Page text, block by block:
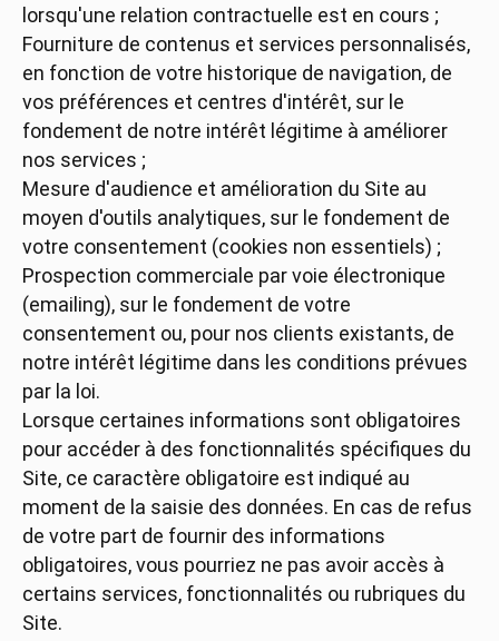
lorsqu'une relation contractuelle est en cours ;
Fourniture de contenus et services personnalisés,
en fonction de votre historique de navigation, de
vos préférences et centres d'intérêt, sur le
fondement de notre intérêt légitime à améliorer
nos services ;
Mesure d'audience et amélioration du Site au
moyen d'outils analytiques, sur le fondement de
votre consentement (cookies non essentiels) ;
Prospection commerciale par voie électronique
(emailing), sur le fondement de votre
consentement ou, pour nos clients existants, de
notre intérêt légitime dans les conditions prévues
par la loi.
Lorsque certaines informations sont obligatoires
pour accéder à des fonctionnalités spécifiques du
Site, ce caractère obligatoire est indiqué au
moment de la saisie des données. En cas de refus
de votre part de fournir des informations
obligatoires, vous pourriez ne pas avoir accès à
certains services, fonctionnalités ou rubriques du
Site.